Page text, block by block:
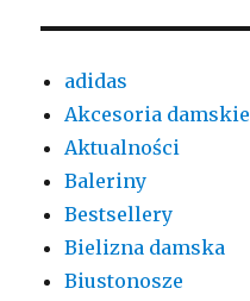
adidas
Akcesoria damskie
Aktualności
Baleriny
Bestsellery
Bielizna damska
Biustonosze